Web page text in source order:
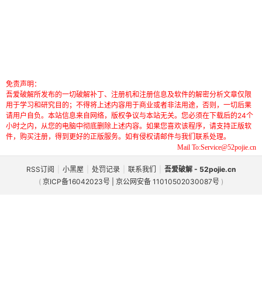
免责声明：
吾爱破解所发布的一切破解补丁、注册机和注册信息及软件的解密分析文章仅限
用于学习和研究目的；不得将上述内容用于商业或者非法用途，否则，一切后果
请用户自负。本站信息来自网络，版权争议与本站无关。您必须在下载后的24个
小时之内，从您的电脑中彻底删除上述内容。如果您喜欢该程序，请支持正版软
件，购买注册，得到更好的正版服务。如有侵权请邮件与我们联系处理。
Mail To:Service@52pojie.cn
RSS订阅 小黑屋 处罚记录 联系我们
吾爱破解 - 52pojie.cn
( 京ICP备16042023号 | 京公网安备 11010502030087号 )